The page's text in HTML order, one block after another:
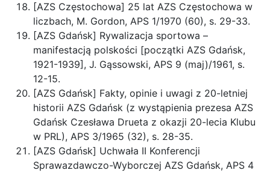
[AZS Częstochowa] 25 lat AZS Częstochowa w
liczbach, M. Gordon, APS 1/1970 (60), s. 29-33.
[AZS Gdańsk] Rywalizacja sportowa –
manifestacją polskości [początki AZS Gdańsk,
1921-1939], J. Gąssowski, APS 9 (maj)/1961, s.
12-15.
[AZS Gdańsk] Fakty, opinie i uwagi z 20-letniej
historii AZS Gdańsk (z wystąpienia prezesa AZS
Gdańsk Czesława Drueta z okazji 20-lecia Klubu
w PRL), APS 3/1965 (32), s. 28-35.
[AZS Gdańsk] Uchwała II Konferencji
Sprawazdawczo-Wyborczej AZS Gdańsk, APS 4